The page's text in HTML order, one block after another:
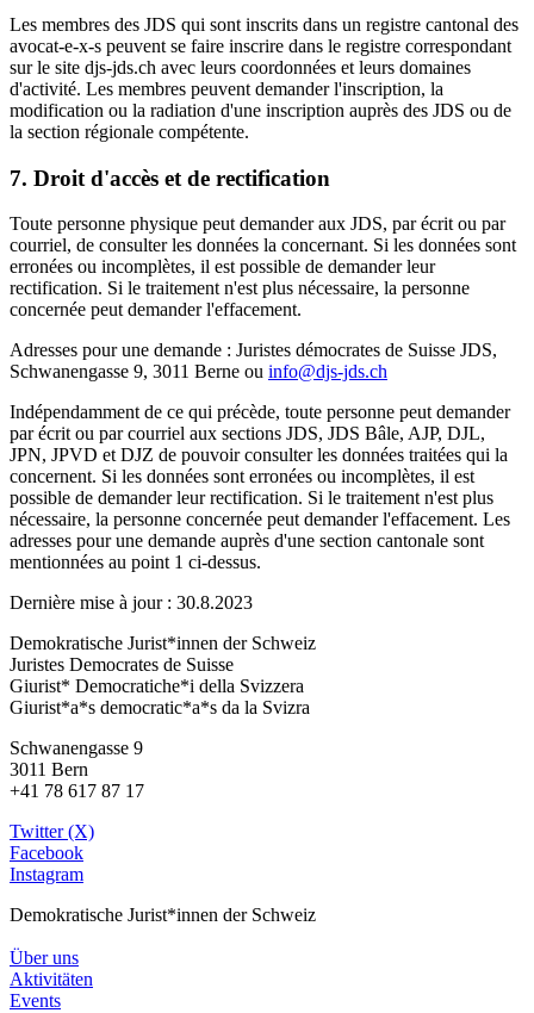
Les membres des JDS qui sont inscrits dans un registre cantonal des
avocat-e-x-s peuvent se faire inscrire dans le registre correspondant
sur le site djs-jds.ch avec leurs coordonnées et leurs domaines
d'activité. Les membres peuvent demander l'inscription, la
modification ou la radiation d'une inscription auprès des JDS ou de
la section régionale compétente.
7. Droit d'accès et de rectification
Toute personne physique peut demander aux JDS, par écrit ou par
courriel, de consulter les données la concernant. Si les données sont
erronées ou incomplètes, il est possible de demander leur
rectification. Si le traitement n'est plus nécessaire, la personne
concernée peut demander l'effacement.
Adresses pour une demande : Juristes démocrates de Suisse JDS,
Schwanengasse 9, 3011 Berne ou info@djs-jds.ch
Indépendamment de ce qui précède, toute personne peut demander
par écrit ou par courriel aux sections JDS, JDS Bâle, AJP, DJL,
JPN, JPVD et DJZ de pouvoir consulter les données traitées qui la
concernent. Si les données sont erronées ou incomplètes, il est
possible de demander leur rectification. Si le traitement n'est plus
nécessaire, la personne concernée peut demander l'effacement. Les
adresses pour une demande auprès d'une section cantonale sont
mentionnées au point 1 ci-dessus.
Dernière mise à jour : 30.8.2023
Demokratische Jurist*innen der Schweiz
Juristes Democrates de Suisse
Giurist* Democratiche*i della Svizzera
Giurist*a*s democratic*a*s da la Svizra
Schwanengasse 9
3011 Bern
+41 78 617 87 17
Twitter (X)
Facebook
Instagram
Demokratische Jurist*innen der Schweiz
Über uns
Aktivitäten
Events